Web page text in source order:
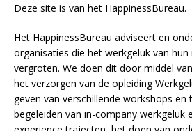
Deze site is van het HappinessBureau.
Het HappinessBureau adviseert en
organisaties die het werkgeluk van
vergroten. We doen dit door middel
het verzorgen van de opleiding
geven van verschillende workshops en
begeleiden van in-company werkgeluk